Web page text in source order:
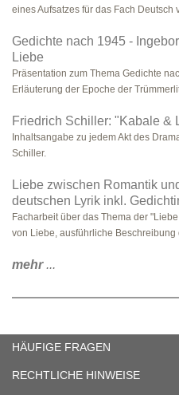
eines Aufsatzes für das Fach Deutsch
Gedichte nach 1945 -
Liebe
Präsentation zum Thema Gedichte
Erläuterung der Epoche der
Friedrich Schiller: "Kabale &
Inhaltsangabe zu jedem Akt des
Schiller.
Liebe zwischen Romantik
deutschen Lyrik inkl.
Facharbeit über das Thema der
von Liebe, ausführliche
mehr...
HÄUFIGE FRAGEN
RECHTLICHE HINWEISE